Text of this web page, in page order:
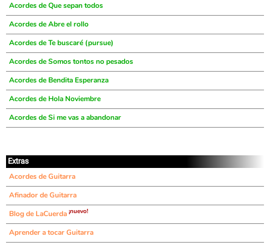
Acordes de Que sepan todos
Acordes de Abre el rollo
Acordes de Te buscaré (pursue)
Acordes de Somos tontos no pesados
Acordes de Bendita Esperanza
Acordes de Hola Noviembre
Acordes de Si me vas a abandonar
Extras
Acordes de Guitarra
Afinador de Guitarra
Blog de LaCuerda ¡nuevo!
Aprender a tocar Guitarra